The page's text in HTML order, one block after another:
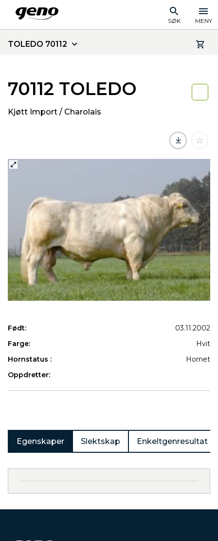
SØK MENY
TOLEDO 70112
70112 TOLEDO
Kjøtt Import / Charolais
Født:
03.11.2002
Farge:
Hvit
Hornstatus :
Hornet
Oppdretter:
Egenskaper Slektskap Enkeltgenresultat